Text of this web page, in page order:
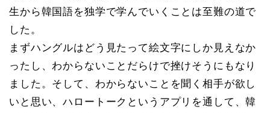
生から韓国語を独学で学んでいくことは至難の道で
した。
まずハングルはどう見たって絵文字にしか見えなか
ったし、わからないことだらけで挫けそうにもなり
ました。そして、わからないことを聞く相手が欲し
いと思い、ハロートークというアプリを通して、韓